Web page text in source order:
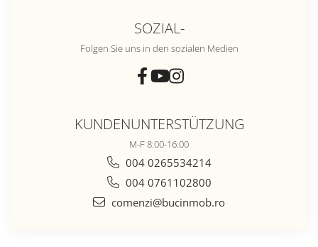
SOZIAL-
Folgen Sie uns in den sozialen Medien
KUNDENUNTERSTÜTZUNG
M-F 8:00-16:00
004 0265534214
004 0761102800
comenzi@bucinmob.ro